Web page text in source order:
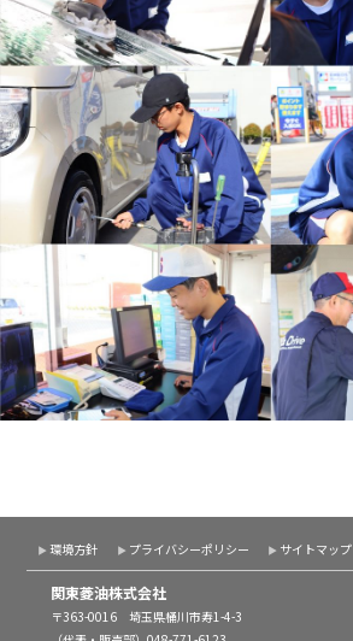
環境方針 プライバシーポリシー サイトマップ
関東菱油株式会社
〒363-0016 埼玉県桶川市寿1-4-3